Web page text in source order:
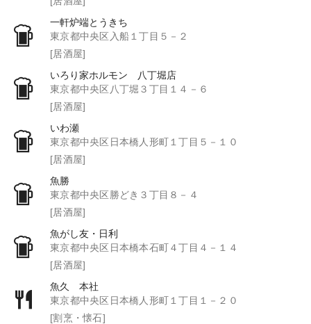
一軒炉端とうきち
東京都中央区入船１丁目５－２
[居酒屋]
いろり家ホルモン 八丁堀店
東京都中央区八丁堀３丁目１４－６
[居酒屋]
いわ瀬
東京都中央区日本橋人形町１丁目５－１０
[居酒屋]
魚勝
東京都中央区勝どき３丁目８－４
[居酒屋]
魚がし友・日利
東京都中央区日本橋本石町４丁目４－１４
[居酒屋]
魚久 本社
東京都中央区日本橋人形町１丁目１－２０
[割烹・懐石]